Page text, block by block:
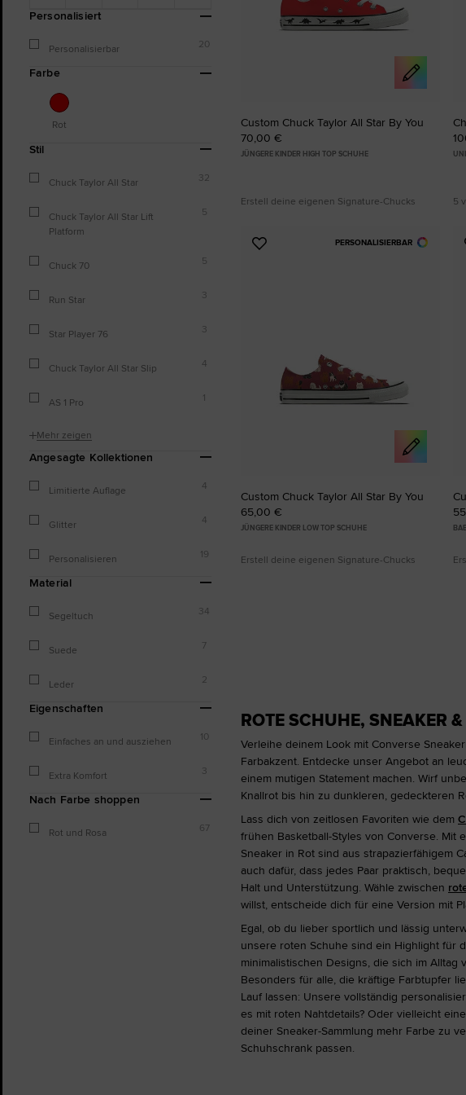
Personalisiert
Personalisierbar 20
Farbe
Rot
Stil
Chuck Taylor All Star 32
Chuck Taylor All Star Lift
Platform
5
Chuck 70 5
Run Star 3
Star Player 76 3
Chuck Taylor All Star Slip 4
AS 1 Pro 1
Mehr zeigen
Angesagte Kollektionen
Limitierte Auflage 4
Glitter 4
Personalisieren 19
Material
Segeltuch 34
Suede 7
Leder 2
Eigenschaften
Einfaches an und ausziehen 10
Extra Komfort 3
Nach Farbe shoppen
Rot und Rosa 67
Custom Chuck Taylor All Star By You
70,00 €
JÜNGERE KINDER HIGH TOP SCHUHE
Erstell deine eigenen Signature-Chucks 5
PERSONALISIERBAR
Zu
Custom Chuck Taylor All Star By You
65,00 €
JÜNGERE KINDER LOW TOP SCHUHE
Erstell deine eigenen Signature-Chucks
ROTE SCHUHE, SNEAKER
Verleihe deinem Look mit Converse
Farbakzent. Entdecke unser Angebot an
einem mutigen Statement machen. Wirf
Knallrot bis hin zu dunkleren, gedeckteren
Lass dich von zeitlosen Favoriten wie dem
frühen Basketball-Styles von Converse.
Sneaker in Rot sind aus strapazierfähigem
auch dafür, dass jedes Paar praktisch,
Halt und Unterstützung. Wähle zwischen
willst, entscheide dich für eine Version mit
Egal, ob du lieber sportlich und lässig
unsere roten Schuhe sind ein Highlight für
minimalistischen Designs, die sich im
Besonders für alle, die kräftige Farbtupfer
Lauf lassen: Unsere vollständig
es mit roten Nahtdetails? Oder vielleicht
deiner Sneaker-Sammlung mehr Farbe zu
Schuhschrank passen.